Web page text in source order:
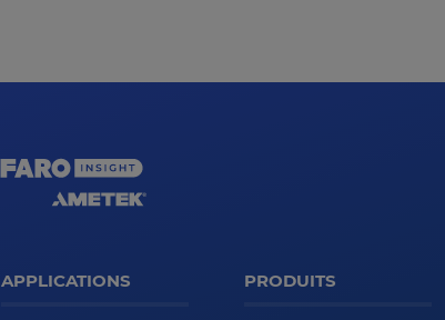
APPLICATIONS PRODUITS